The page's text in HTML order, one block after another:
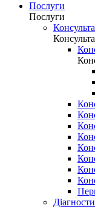
Послуги
Послуги